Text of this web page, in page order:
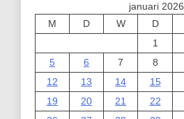
januari 2026
M
D W D
1
5
6 7 8
12
13 14 15
19
20 21 22